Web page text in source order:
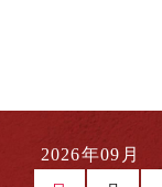
2026年09月